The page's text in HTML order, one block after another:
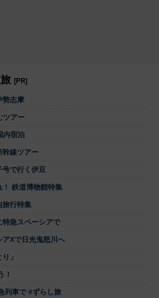
[PR]
勢志摩
ツアー
宿泊
幹線ツアー
号で行く伊豆
！ 鉄道博物館特集
旅行特集
特急スペーシアで
アXで日光鬼怒川へ
」
！
列車で #ずらし旅